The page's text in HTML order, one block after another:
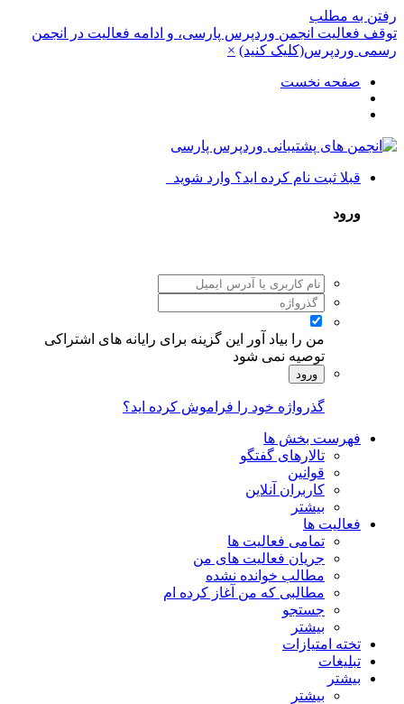
رفتن به مطلب
توقف فعالیت انجمن وردپرس پارسی، و ادامه فعالیت در انجمن
رسمی وردپرس(کلیک کنید) ×
صفحه نخست
قبلا ثبت نام کرده اید؟ وارد شوید
ورود
من را بیاد آور
این گزینه برای رایانه های اشتراکی
توصیه نمی شود
ورود
گذرواژه خود را فراموش کرده اید؟
فهرست بخش ها
تالارهای گفتگو
قوانین
کاربران آنلاین
بیشتر
فعالیت ها
تمامی فعالیت ها
جریان فعالیت های من
مطالب خوانده نشده
مطالبی که من آغاز کرده ام
جستجو
بیشتر
تخته امتیازات
تبلیغات
بیشتر
بیشتر